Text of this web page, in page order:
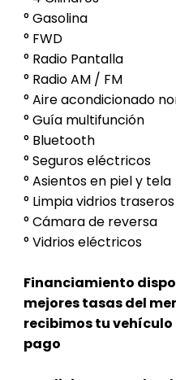
° Gasolina
° FWD
° Radio Pantalla
° Radio AM / FM
° Aire acondicionado
° Guía multifunción
° Bluetooth
° Seguros eléctricos
° Asientos en piel y tela
° Limpia vidrios traseros
° Cámara de reversa
° Vidrios eléctricos
Financiamiento
mejores tasas del
recibimos tu
pago